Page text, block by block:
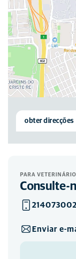
obter direcções
PARA
Consulte-
214073002
Enviar e-